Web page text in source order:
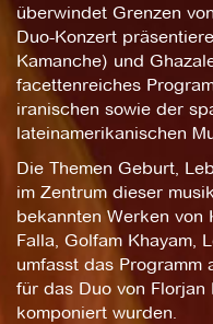
überwindet Grenzen
Duo-Konzert
Kamanche) und
facettenreiches
iranischen sowie der
lateinamerikanischen
Die Themen Geburt,
im Zentrum dieser
bekannten Werken von
Falla, Golfam Khayam,
umfasst das Programm
für das Duo von
komponiert wurden.